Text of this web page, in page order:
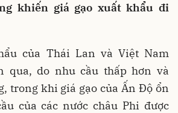
khiến giá gạo xuất khẩu đi
của Thái Lan và Việt Nam
qua, do nhu cầu thấp hơn và
trong khi giá gạo của Ấn Độ ổn
của các nước châu Phi được